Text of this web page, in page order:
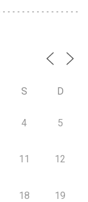
S D
4 5
11 12
18 19